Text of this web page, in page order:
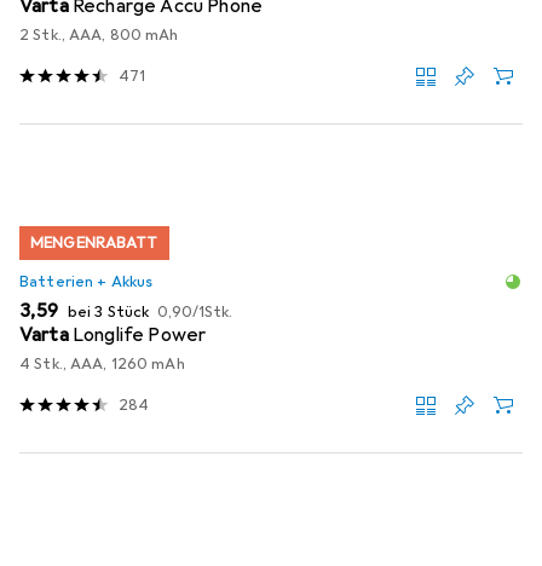
Varta Recharge Accu Phone
2 Stk., AAA, 800 mAh
471
MENGENRABATT
Batterien + Akkus
EUR
3,59 bei 3 Stück EUR
0,90/1Stk.
Varta Longlife Power
4 Stk., AAA, 1260 mAh
284